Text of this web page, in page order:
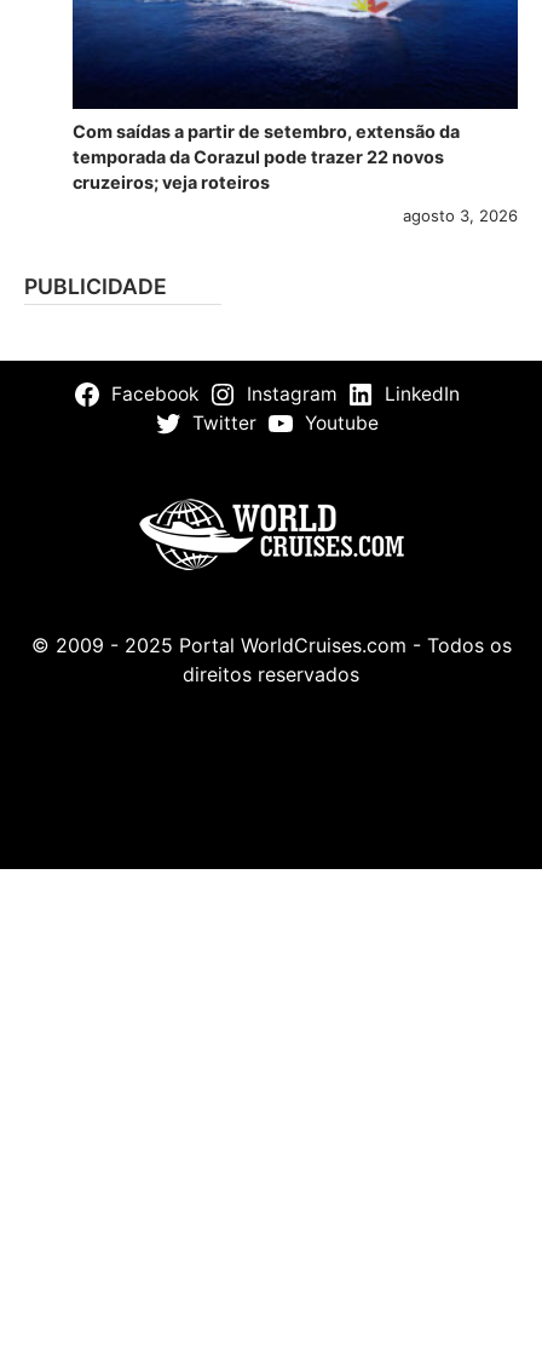
Com saídas a partir de setembro, extensão da
temporada da Corazul pode trazer 22 novos
cruzeiros; veja roteiros
agosto 3, 2026
PUBLICIDADE
Facebook Instagram
LinkedIn
Twitter
Youtube
© 2009 - 2025 Portal WorldCruises.com - Todos os
direitos reservados